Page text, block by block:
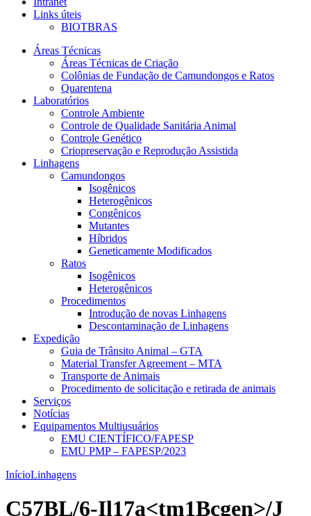
Links úteis
BIOTBRAS
Áreas Técnicas
Áreas Técnicas de Criação
Colônias de Fundação de Camundongos e Ratos
Quarentena
Laboratórios
Controle Ambiente
Controle de Qualidade Sanitária Animal
Controle Genético
Criopreservação e Reprodução Assistida
Linhagens
Camundongos
Isogênicos
Heterogênicos
Congênicos
Mutantes
Híbridos
Geneticamente Modificados
Ratos
Isogênicos
Heterogênicos
Procedimentos
Introdução de novas Linhagens
Descontaminação de Linhagens
Expedição
Guia de Trânsito Animal – GTA
Material Transfer Agreement – MTA
Transporte de Animais
Procedimento de solicitação e retirada de animais
Serviços
Notícias
Equipamentos Multiusuários
EMU CIENTÍFICO/FAPESP
EMU PMP – FAPESP/2023
InícioLinhagens
C57BL/6-Il17a<tm1Bcgen>/J